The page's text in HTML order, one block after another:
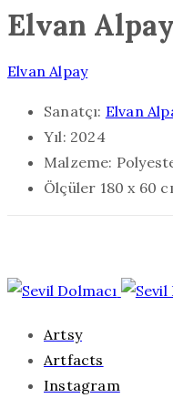
Elvan
Elvan Alpay
Sanatçı: Elvan
Yıl: 2024
Malzeme:
Ölçüler 180 x 60
Artsy
Artfacts
Instagram